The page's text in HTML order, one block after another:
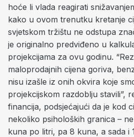
hoće li vlada reagirati
kako u ovom trenutku kretanje
svjetskom tržištu ne odstupa
je originalno predviđeno u
projekcijama za ovu godinu.
maloprodajnih cijena goriva,
nisu izašle iz onih okvira koje
projekcijskom razdoblju stavili”,
financija, podsjećajući da je kod
nekoliko psiholoških granica –
kuna po litri, pa 8 kuna, a sada i